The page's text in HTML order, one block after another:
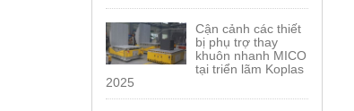
Cận cảnh các thiết
bị phụ trợ thay
khuôn nhanh MICO
tại triển lãm Koplas
2025